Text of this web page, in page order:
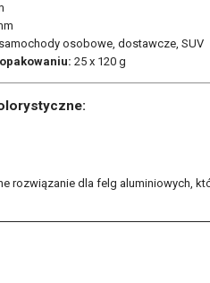
samochody osobowe, dostawcze, SUV
25 x 120 g
rozwiązanie dla felg aluminiowych,